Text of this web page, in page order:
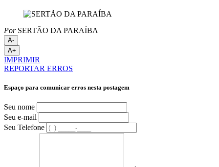
PorSERTÃO DA PARAÍBA
A-
A+
IMPRIMIR
REPORTAR ERROS
Espaço para comunicar erros nesta postagem
Seu nome
Seu e-mail
Seu Telefone